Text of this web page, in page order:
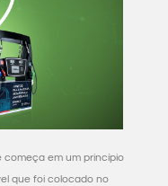
em um princípio
que foi colocado no